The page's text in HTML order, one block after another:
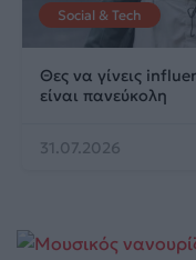
Social & Tech
Θες να γίνεις
είναι πανεύκολη
31.07.2026